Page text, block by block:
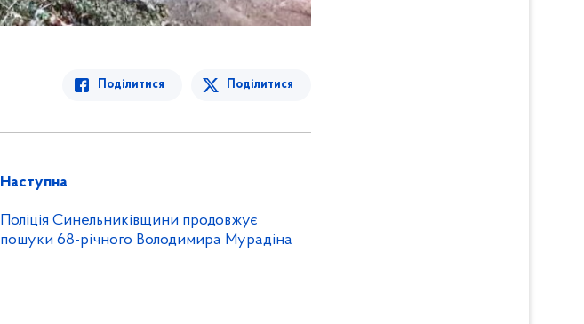
Поділитися Поділитися
Наступна
Поліція Синельниківщини продовжує
пошуки 68-річного Володимира Мурадіна